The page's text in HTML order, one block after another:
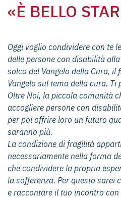
«È BELLO
Oggi voglio condividere con te
delle persone con disabilità
solco del Vangelo della Cura,
Vangelo sul tema della cura. Ti
Oltre Noi, la piccola comunità
accogliere persone con
per poi offrire loro un futuro
saranno più.
La condizione di fragilità
necessariamente nella forma
che condividere la propria
la sofferenza. Per questo sarei
e raccontare il tuo incontro